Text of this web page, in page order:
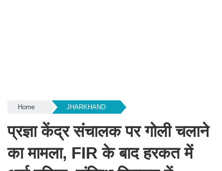
Home JHARKHAND
प्रज्ञा केंद्र संचालक पर गोली चलाने
का मामला, FIR के बाद हरकत में